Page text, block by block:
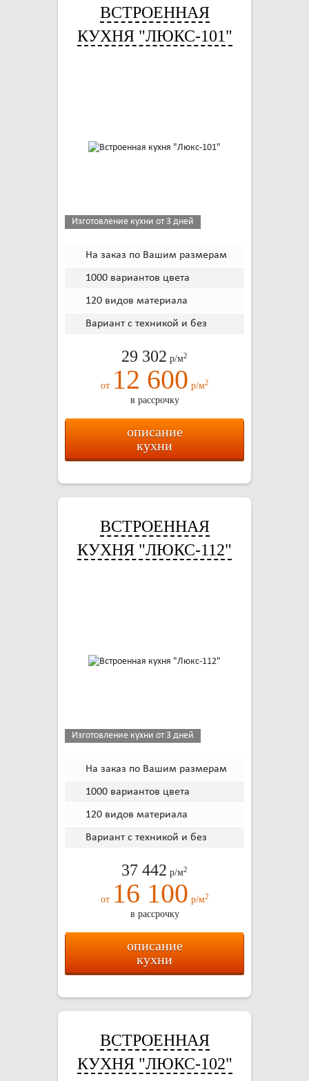
ВСТРОЕННАЯ
КУХНЯ "ЛЮКС-101"
Изготовление кухни от 3 дней
На заказ по Вашим размерам
1000 вариантов цвета
120 видов материала
Вариант с техникой и без
29 302 р/м2
от 12 600 р/м2
в рассрочку
описание
кухни
ВСТРОЕННАЯ
КУХНЯ "ЛЮКС-112"
Изготовление кухни от 3 дней
На заказ по Вашим размерам
1000 вариантов цвета
120 видов материала
Вариант с техникой и без
37 442 р/м2
от 16 100 р/м2
в рассрочку
описание
кухни
ВСТРОЕННАЯ
КУХНЯ "ЛЮКС-102"